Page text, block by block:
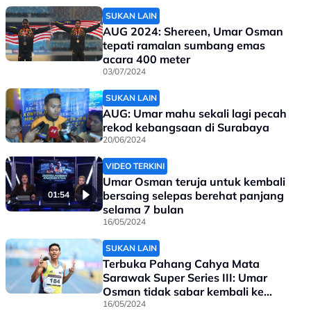
SUKAN LAIN
AUG 2024: Shereen, Umar Osman
tepati ramalan sumbang emas
acara 400 meter
03/07/2024
SUKAN LAIN
AUG: Umar mahu sekali lagi pecah
rekod kebangsaan di Surabaya
20/06/2024
01:54
VIDEO TERKINI
Umar Osman teruja untuk kembali
bersaing selepas berehat panjang
selama 7 bulan
16/05/2024
SUKAN LAIN
Terbuka Pahang Cahya Mata
Sarawak Super Series III: Umar
Osman tidak sabar kembali ke
balapan
16/05/2024